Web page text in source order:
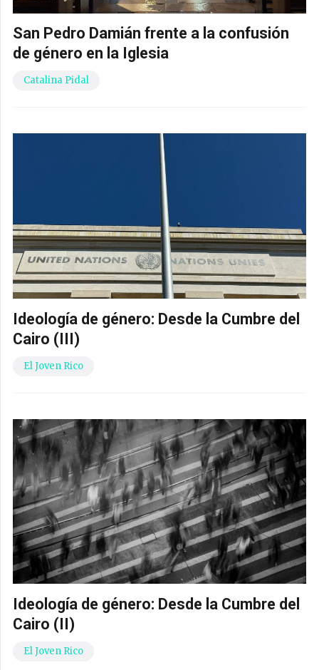
San Pedro Damián frente a la confusión
de género en la Iglesia
Catalina Pidal
Ideología de género: Desde la Cumbre del
Cairo (III)
El Joven Rico
Ideología de género: Desde la Cumbre del
Cairo (II)
El Joven Rico